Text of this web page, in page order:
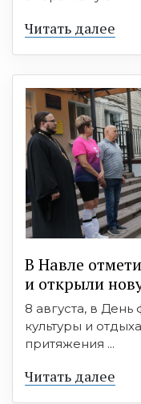
Читать далее
В Навле
и открыли
8 августа, в День
культуры и
притяжения ...
Читать далее